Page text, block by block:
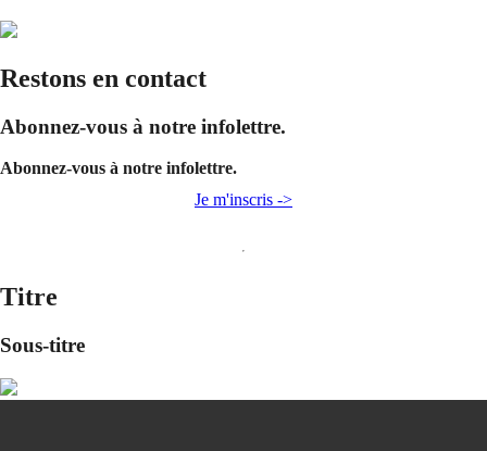
Restons en contact
Abonnez-vous à notre infolettre.
Abonnez-vous à notre infolettre.
Je m'inscris ->
Titre
Sous-titre